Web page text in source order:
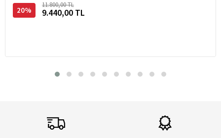
20%
11.800,00 TL
9.440,00 TL